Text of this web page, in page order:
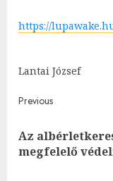
https://
Lantai József
Post
Previous
Az
megfelelő